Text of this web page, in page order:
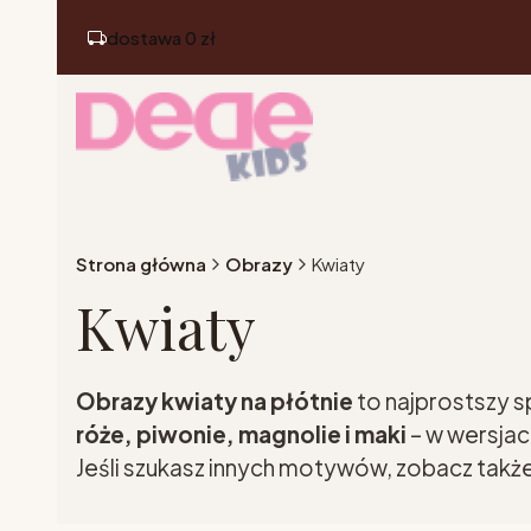
dostawa 0 zł
Strona główna Obrazy Kwiaty
Kwiaty
Obrazy kwiaty na płótnie to najprostszy
róże, piwonie, magnolie i maki – w
Jeśli szukasz innych motywów, zobacz